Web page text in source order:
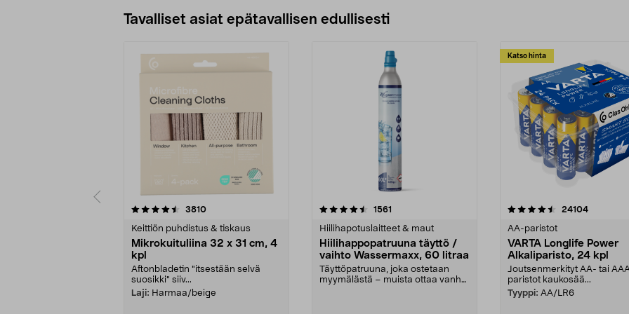
Tavalliset asiat epätavallisen edullisesti
3810arvostelut
Keittiön puhdistus & tiskaus
Mikrokuituliina 32 x 31 cm, 4
kpl
Aftonbladetin "itsestään selvä
suosikki" siiv...
Laji: Harmaa/beige
4.5viidestä
1561
Hiilihapotuslaitteet & maut
Hiilihappopatruuna täyttö /
vaihto Wassermaxx, 60 litraa
Täyttöpatruuna, joka ostetaan
myymälästä – muista ottaa vanha
Katso hinta
4.5viidestä
24104arvostelut
AA-paristot
VARTA Longlife Power
Alkaliparisto, 24 kpl
Joutsenmerkityt AA- tai
paristot kaukosää...
Tyyppi: AA/LR6
4.5viidestä